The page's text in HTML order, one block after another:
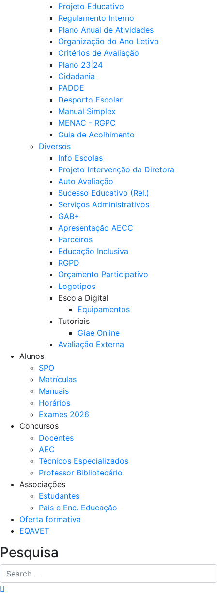
Projeto Educativo
Regulamento Interno
Plano Anual de Atividades
Organização do Ano Letivo
Critérios de Avaliação
Plano 23|24
Cidadania
PADDE
Desporto Escolar
Manual Simplex
MENAC - RGPC
Guia de Acolhimento
Diversos
Info Escolas
Projeto Intervenção da Diretora
Auto Avaliação
Sucesso Educativo (Rel.)
Serviços Administrativos
GAB+
Apresentação AECC
Parceiros
Educação Inclusiva
RGPD
Orçamento Participativo
Logotipos
Escola Digital
Equipamentos
Tutoriais
Giae Online
Avaliação Externa
Alunos
SPO
Matrículas
Manuais
Horários
Exames 2026
Concursos
Docentes
AEC
Técnicos Especializados
Professor Bibliotecário
Associações
Estudantes
Pais e Enc. Educação
Oferta formativa
EQAVET
Pesquisa